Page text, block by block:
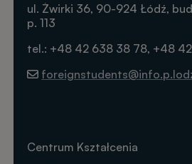
ul. Żwirki 36, 90-924 Łódź,
p. 113
tel.: +48 42 638 38 78, +48
Centrum Kształcenia